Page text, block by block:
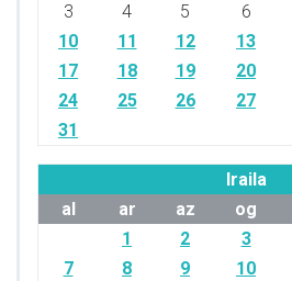
3
4 5 6
10
11 12 13
17
18 19 20
24
25 26 27
31
Iraila
al
ar az og
1
2 3
7
8 9 10